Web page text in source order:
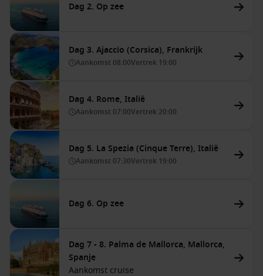
Dag 2. Op zee
Dag 3. Ajaccio (Corsica), Frankrijk
Aankomst 08:00Vertrek 19:00
Dag 4. Rome, Italië
Aankomst 07:00Vertrek 20:00
Dag 5. La Spezia (Cinque Terre), Italië
Aankomst 07:30Vertrek 19:00
Dag 6. Op zee
Dag 7 - 8. Palma de Mallorca, Mallorca,
Spanje
Aankomst cruise